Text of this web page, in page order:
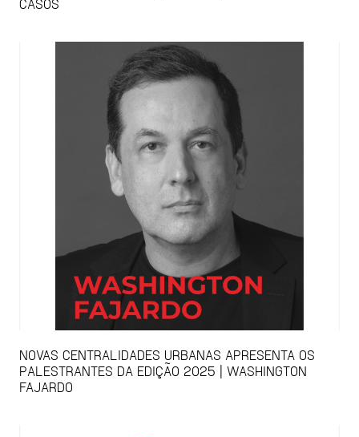
CASOS
NOVAS CENTRALIDADES URBANAS APRESENTA OS
PALESTRANTES DA EDIÇÃO 2025 | WASHINGTON
FAJARDO